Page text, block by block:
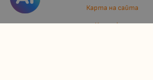
Карта на сайта
Контакти